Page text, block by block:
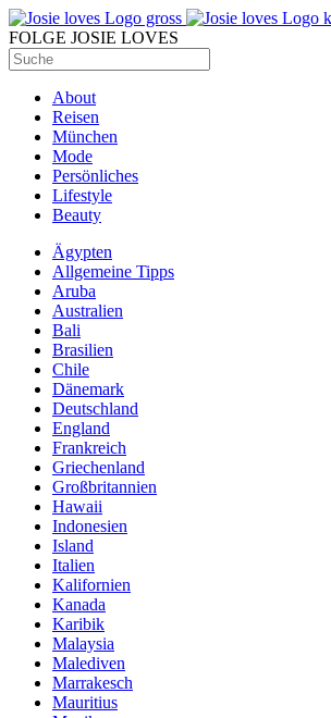
FOLGE JOSIE LOVES
About
Reisen
München
Mode
Persönliches
Lifestyle
Beauty
Ägypten
Allgemeine Tipps
Aruba
Australien
Bali
Brasilien
Chile
Dänemark
Deutschland
England
Frankreich
Griechenland
Großbritannien
Hawaii
Indonesien
Island
Italien
Kalifornien
Kanada
Karibik
Malaysia
Malediven
Marrakesch
Mauritius